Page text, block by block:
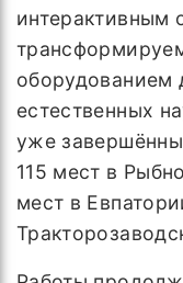
интерактивным
оборудованием
естественных
уже
115 мест в
мест в